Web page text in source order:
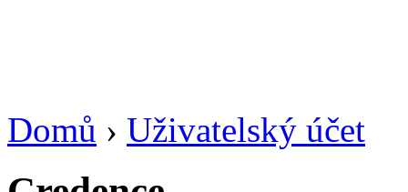
Domů › Uživatelský účet